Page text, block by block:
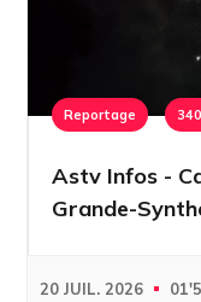
Reportage
Astv Infos -
Grande-
20 JUIL. 2026